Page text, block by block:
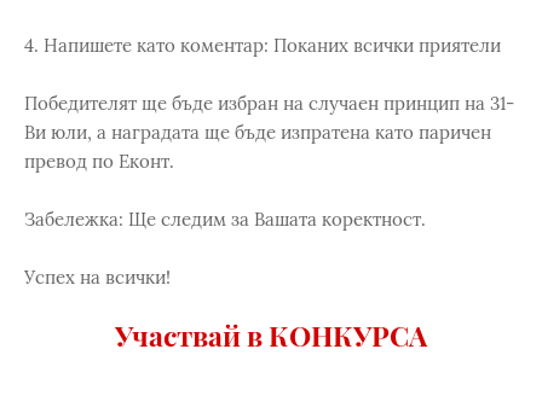
4. Напишете като коментар: Поканих всички приятели
Победителят ще бъде избран на случаен принцип на 31-
Ви юли, а наградата ще бъде изпратена като паричен
превод по Еконт.
Забележка: Ще следим за Вашата коректност.
Успех на всички!
Участвай в КОНКУРСА